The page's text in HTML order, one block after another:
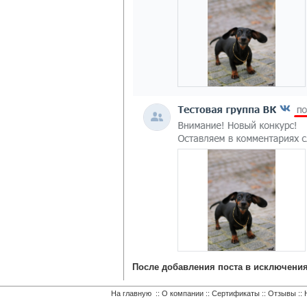
После добавления поста в
На главную :: О компании :: Сертификаты :: Отзывы ::